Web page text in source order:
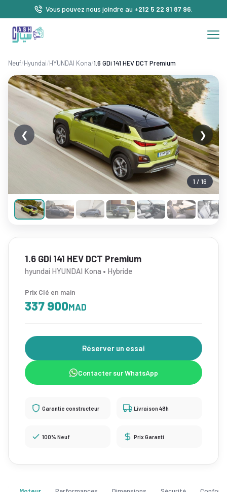
Vous pouvez nous joindre au +212 5 22 91 87 96
Neuf/Hyundai/HYUNDAI Kona/1.6 GDi 141 HEV DCT Premium
1 / 16
❮ ❯
1.6 GDi 141 HEV DCT Premium
hyundai HYUNDAI Kona • Hybride
Prix Clé en main
337 900MAD
Réserver un essai
Contacter sur WhatsApp
Garantie constructeur Livraison 48h
100% Neuf Prix Garanti